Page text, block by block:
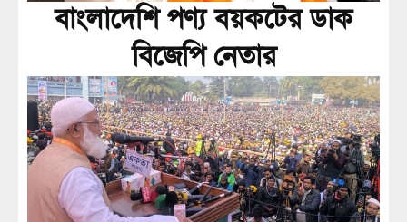
বাংলাদেশি পণ্য বয়কটের ডাক
বিজেপি নেতার